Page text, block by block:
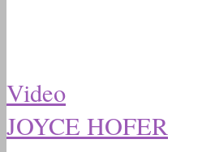
Video
JOYCE HOFER